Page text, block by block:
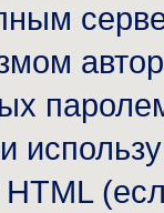
HTML